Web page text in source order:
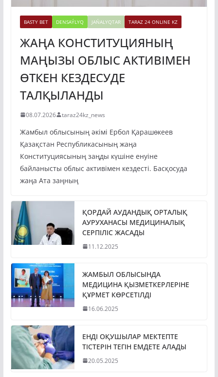
BASTY BET DENSAÝLYQ JAŃALYQTAR TARAZ 24 ONLINE KZ
ЖАҢА КОНСТИТУЦИЯНЫҢ
МАҢЫЗЫ ОБЛЫС АКТИВІМЕН
ӨТКЕН КЕЗДЕСУДЕ
ТАЛҚЫЛАНДЫ
08.07.2026 taraz24kz_news
Жамбыл облысының әкімі Ербол Қарашөкеев
Қазақстан Республикасының жаңа
Конституциясының заңды күшіне енуіне
байланысты облыс активімен кездесті. Басқосуда
жаңа Ата заңның
ҚОРДАЙ АУДАНДЫҚ ОРТАЛЫҚ
АУРУХАНАСЫ МЕДИЦИНАЛЫҚ
СЕРПІЛІС ЖАСАДЫ
11.12.2025
ЖАМБЫЛ ОБЛЫСЫНДА
МЕДИЦИНА ҚЫЗМЕТКЕРЛЕРІНЕ
ҚҰРМЕТ КӨРСЕТІЛДІ
16.06.2025
ЕНДІ ОҚУШЫЛАР МЕКТЕПТЕ
ТІСТЕРІН ТЕГІН ЕМДЕТЕ АЛАДЫ
20.05.2025